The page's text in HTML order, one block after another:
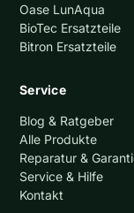
Oase LunAqua
BioTec Ersatzteile
Bitron Ersatzteile
Service
Blog & Ratgeber
Alle Produkte
Reparatur &
Service & Hilfe
Kontakt